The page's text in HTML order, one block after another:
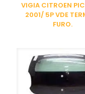
VIGIA CITROEN
2001/ 5P VDE
FURO.